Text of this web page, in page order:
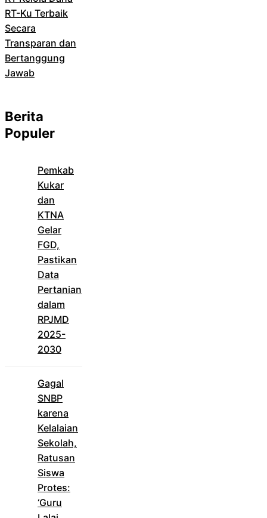
RT-Ku Terbaik
Secara
Transparan dan
Bertanggung
Jawab
Berita
Populer
Pemkab
Kukar
dan
KTNA
Gelar
FGD,
Pastikan
Data
Pertanian
dalam
RPJMD
2025-
2030
Gagal
SNBP
karena
Kelalaian
Sekolah,
Ratusan
Siswa
Protes:
‘Guru